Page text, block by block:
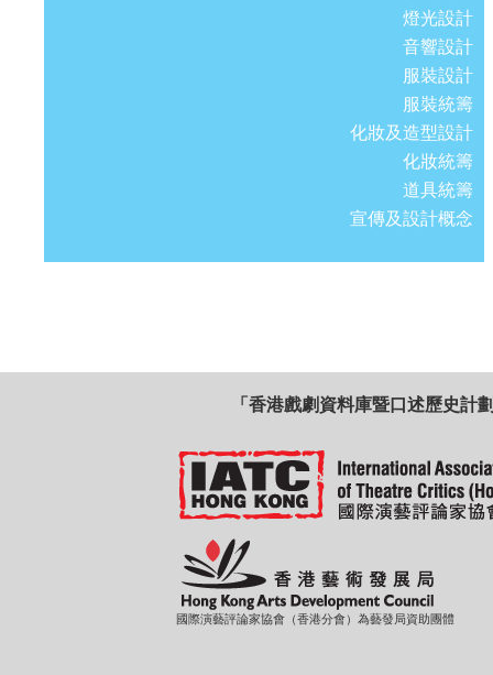
燈光設計
音響設計
服裝設計
服裝統籌
化妝及造型設計
化妝統籌
道具統籌
宣傳及設計概念
「香港戲劇資料庫暨口述歷史計
國際演藝評論家協會（香港分會）為藝發局資助團體